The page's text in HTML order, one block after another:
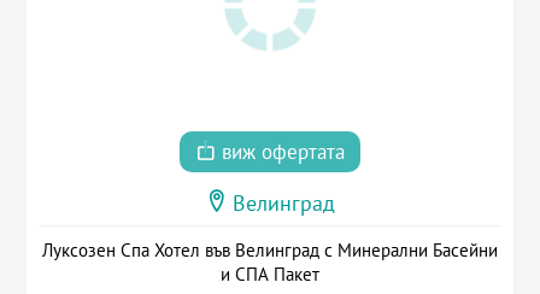
виж офертата
Велинград
Луксозен Спа Хотел във Велинград с Минерални Басейни
и СПА Пакет